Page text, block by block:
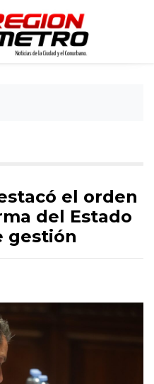
el orden
del Estado
gestión